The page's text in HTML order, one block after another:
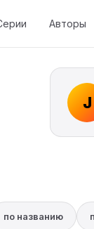
Авторы
J
по названию